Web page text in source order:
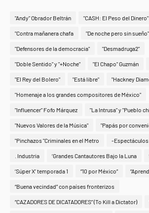
"Andy" Obrador Beltrán "CASH: El Peso del Dinero"
"Contra mañanera chafa "De noche pero sin sueño"
"Defensores de la democracia" "Desmadruga2"
"Doble Sentido" y "+Noche" "El Chapo" Guzmán
"El Rey del Bolero" "Está libre" "Hackney
"Homenaje a los grandes compositores de México"
"Influencer" Fofo Márquez "La Intrusa" y "Pueblo
"Nuevos Valores de la Música" "Papás por
"Pinchazos "Criminales en el Metro -Espectáculos
. Industria ‘Grandes Cantautores Bajo la Luna
‘Súper X’ temporada 1 “10 por México”
“Buena vecindad” con países fronterizos
“CAZADORES DE DICATADORES” (To Kill a Dictator)